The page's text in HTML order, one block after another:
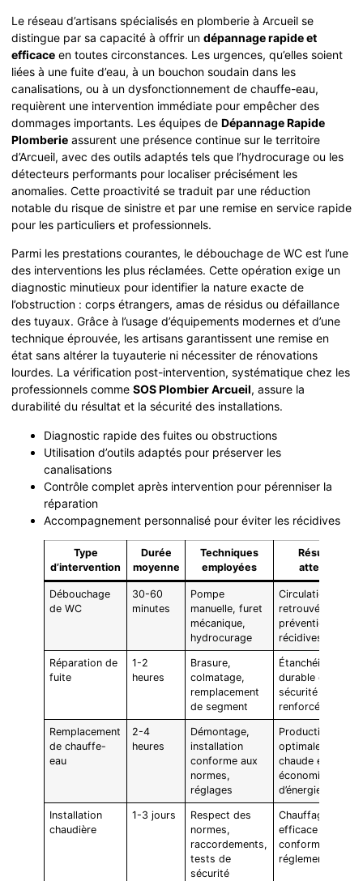
Le réseau d’artisans spécialisés en plomberie à Arcueil se
distingue par sa capacité à offrir un dépannage rapide et
efficace en toutes circonstances. Les urgences, qu’elles soient
liées à une fuite d’eau, à un bouchon soudain dans les
canalisations, ou à un dysfonctionnement de chauffe-eau,
requièrent une intervention immédiate pour empêcher des
dommages importants. Les équipes de Dépannage Rapide
Plomberie assurent une présence continue sur le territoire
d’Arcueil, avec des outils adaptés tels que l’hydrocurage ou les
détecteurs performants pour localiser précisément les
anomalies. Cette proactivité se traduit par une réduction
notable du risque de sinistre et par une remise en service rapide
pour les particuliers et professionnels.
Parmi les prestations courantes, le débouchage de WC est l’une
des interventions les plus réclamées. Cette opération exige un
diagnostic minutieux pour identifier la nature exacte de
l’obstruction : corps étrangers, amas de résidus ou défaillance
des tuyaux. Grâce à l’usage d’équipements modernes et d’une
technique éprouvée, les artisans garantissent une remise en
état sans altérer la tuyauterie ni nécessiter de rénovations
lourdes. La vérification post-intervention, systématique chez les
professionnels comme SOS Plombier Arcueil, assure la
durabilité du résultat et la sécurité des installations.
Diagnostic rapide des fuites ou obstructions
Utilisation d’outils adaptés pour préserver les
canalisations
Contrôle complet après intervention pour pérenniser la
réparation
Accompagnement personnalisé pour éviter les récidives
Type
d’intervention
Durée
moyenne
Techniques
employées
Résultat
attendu
Débouchage
de WC
30-60
minutes
Pompe
manuelle, furet
mécanique,
hydrocurage
Circulation
retrouvée,
prévention de
récidives
Réparation de
fuite
1-2
heures
Brasure,
colmatage,
remplacement
de segment
Étanchéité
durable et
sécurité
renforcée
Remplacement
de chauffe-
eau
2-4
heures
Démontage,
installation
conforme aux
normes,
réglages
Production
optimale d’eau
chaude et
économie
d’énergie
Installation
chaudière
1-3 jours
Respect des
normes,
raccordements,
tests de
sécurité
Chauffage
efficace et
conforme aux
réglementations